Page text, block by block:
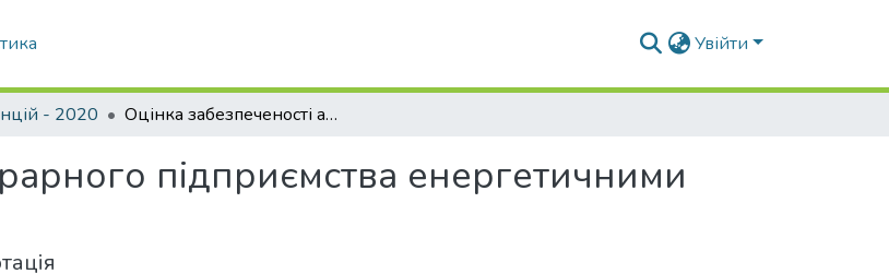
Увійти
- 2020 Оцінка забезпеченості аграрного підприємства енергетичними ресурсами
підприємства енергетичними